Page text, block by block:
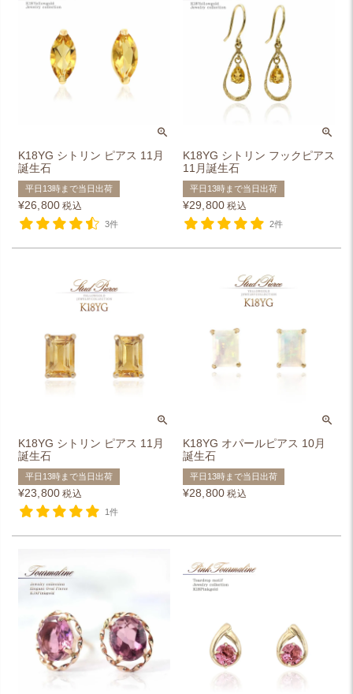
K18YG シトリン ピアス 11月
誕生石
平日13時まで当日出荷
¥26,800 税込
3件
K18YG シトリン フックピアス
11月誕生石
平日13時まで当日出荷
¥29,800 税込
2件
K18YG シトリン ピアス 11月
誕生石
平日13時まで当日出荷
¥23,800 税込
1件
K18YG オパールピアス 10月
誕生石
平日13時まで当日出荷
¥28,800 税込